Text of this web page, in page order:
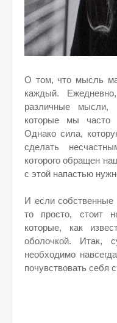
О том, что мысль
каждый.
различные мысли,
которые мы часто
Однако сила,
сделать
которого обращен
с этой напастью
И если собственные
то просто, стоит
которые, как
оболочкой. Итак,
необходимо
почувствовать себя